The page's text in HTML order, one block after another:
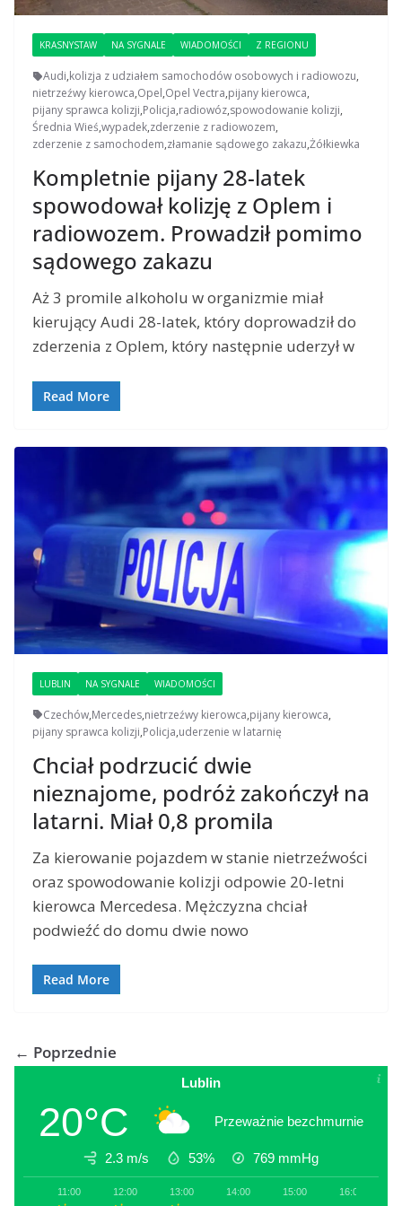
KRASNYSTAW NA SYGNALE WIADOMOŚCI Z REGIONU
Audi,kolizja z udziałem samochodów osobowych i radiowozu,
nietrzeźwy kierowca,Opel,Opel Vectra,pijany kierowca,
pijany sprawca kolizji,Policja,radiowóz,spowodowanie kolizji,
Średnia Wieś,wypadek,zderzenie z radiowozem,
zderzenie z samochodem,złamanie sądowego zakazu,Żółkiewka
Kompletnie pijany 28-latek
spowodował kolizję z Oplem i
radiowozem. Prowadził pomimo
sądowego zakazu
Aż 3 promile alkoholu w organizmie miał
kierujący Audi 28-latek, który doprowadził do
zderzenia z Oplem, który następnie uderzył w
Read More
LUBLIN NA SYGNALE WIADOMOŚCI
Czechów,Mercedes,nietrzeźwy kierowca,pijany kierowca,
pijany sprawca kolizji,Policja,uderzenie w latarnię
Chciał podrzucić dwie
nieznajome, podróż zakończył na
latarni. Miał 0,8 promila
Za kierowanie pojazdem w stanie nietrzeźwości
oraz spowodowanie kolizji odpowie 20-letni
kierowca Mercedesa. Mężczyzna chciał
podwieźć do domu dwie nowo
Read More
← Poprzednie
Lublin
20°C Przeważnie bezchmurnie
2.3 m/s 53% 769 mmHg
11:00 12:00 13:00 14:00 15:00 16:00